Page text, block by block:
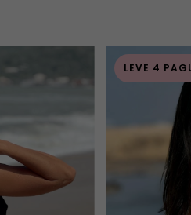
LEVE 4